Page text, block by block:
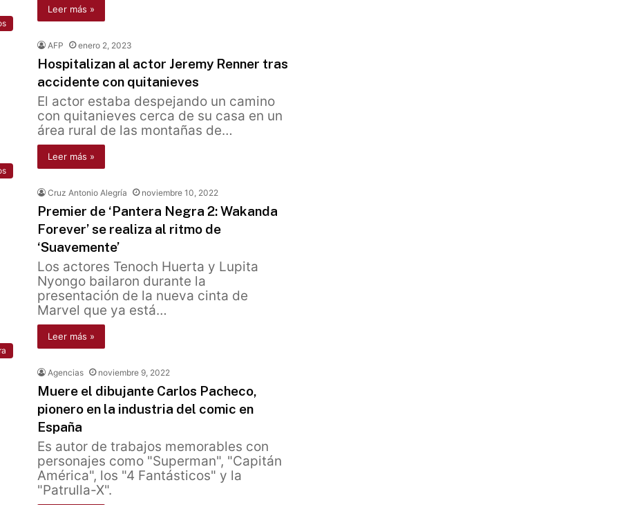
Leer más »
AFP enero 2, 2023
Hospitalizan al actor Jeremy Renner tras
accidente con quitanieves
El actor estaba despejando un camino
con quitanieves cerca de su casa en un
área rural de las montañas de…
Leer más »
Cruz Antonio Alegría noviembre 10, 2022
Premier de ‘Pantera Negra 2: Wakanda
Forever’ se realiza al ritmo de
‘Suavemente’
Los actores Tenoch Huerta y Lupita
Nyongo bailaron durante la
presentación de la nueva cinta de
Marvel que ya está…
Leer más »
Agencias noviembre 9, 2022
Muere el dibujante Carlos Pacheco,
pionero en la industria del comic en
España
Es autor de trabajos memorables con
personajes como "Superman", "Capitán
América", los "4 Fantásticos" y la
"Patrulla-X".